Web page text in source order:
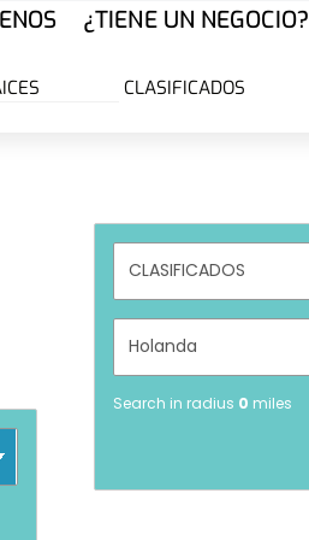
¿TIENE UN NEGOCIO?
CLASIFICADOS
Search in radius 0 miles